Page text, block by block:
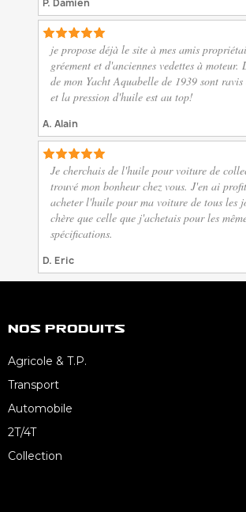
P. Damien
je propose déjà le site à mes amis
gréement et d'anciennes vedettes à moteur.
de mon Yacht Aquabelle de 1939 sont
et la pression d'huile est au top!
A. Alain
Je cherchais de l'huile pour voiture de
trouvé mon bonheur chez vous. J'en ai
acheter l'huile pour ma voiture de tous les
chère que celle que j'achetais pour les
spécifications.
D. Eric
Nos Produits
Agricole & T.P.
Transport
Automobile
2T/4T
Collection